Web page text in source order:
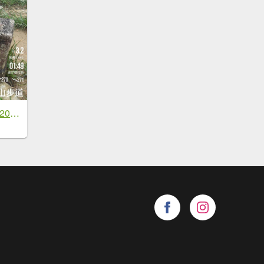
小百岳(84)-鵲子山-20230604